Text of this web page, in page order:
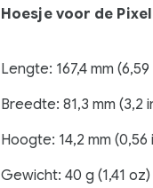
Hoesje voor de
Lengte: 167,4 mm (6,59
Breedte: 81,3 mm (3,2
Hoogte: 14,2 mm (0,56
Gewicht: 40 g (1,41 oz)